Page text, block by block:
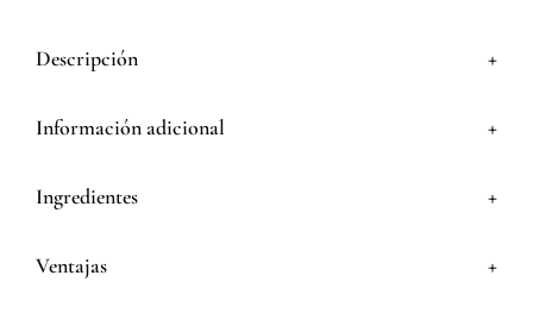
Descripción +
Información adicional +
Ingredientes +
Ventajas +